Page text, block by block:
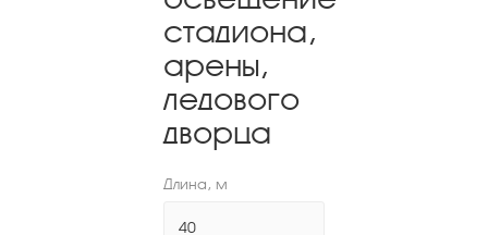
стадиона,
арены,
ледового
дворца
Длина, м